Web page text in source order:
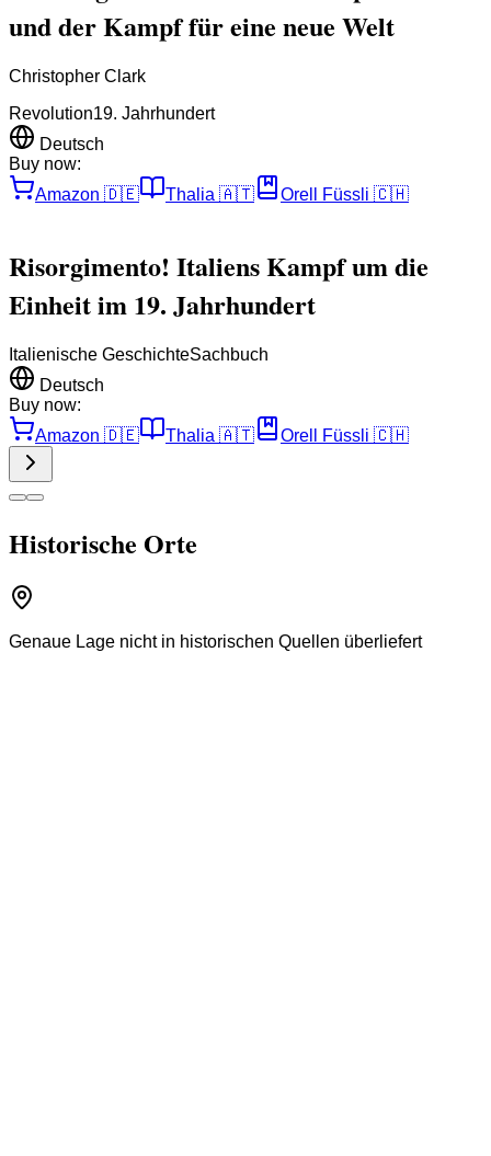
und der Kampf für eine neue Welt
Christopher Clark
Revolution19. Jahrhundert
Deutsch
Buy now:
Amazon 🇩🇪 Thalia 🇦🇹 Orell Füssli 🇨🇭
Risorgimento! Italiens Kampf um die
Einheit im 19. Jahrhundert
Italienische GeschichteSachbuch
Deutsch
Buy now:
Amazon 🇩🇪 Thalia 🇦🇹 Orell Füssli 🇨🇭
Historische Orte
Genaue Lage nicht in historischen Quellen überliefert